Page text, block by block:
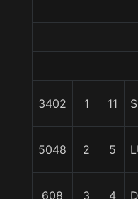
3402 1 11
5048 2 5
608 3 4